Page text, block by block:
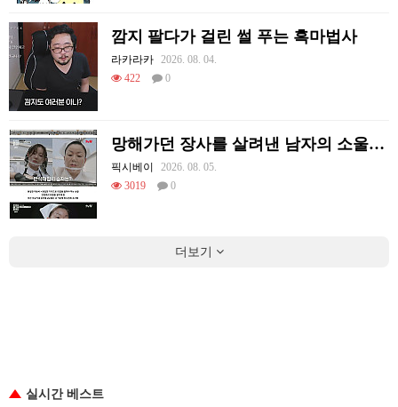
깜지 팔다가 걸린 썰 푸는 흑마법사
라카라카 2026. 08. 04.
422
0
망해가던 장사를 살려낸 남자의 소울푸드 제육볶음의 위력 ㅋㅋ
픽시베이
2026. 08. 05.
3019
0
더보기
실시간 베스트